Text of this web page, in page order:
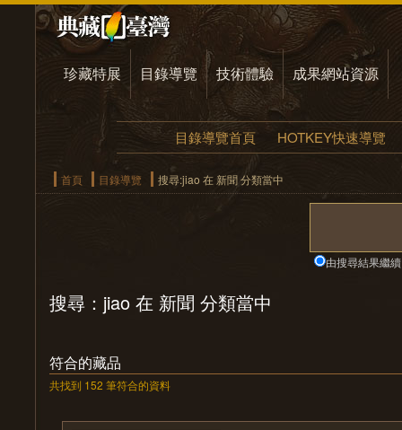
珍藏特展 目錄導覽 技術體驗 成果網站資源
目錄導覽首頁 HOTKEY快速導覽
首頁 目錄導覽 搜尋:jiao 在 新聞 分類當中
由搜尋結果繼續
搜尋：jiao 在 新聞 分類當中
符合的藏品
共找到 152 筆符合的資料